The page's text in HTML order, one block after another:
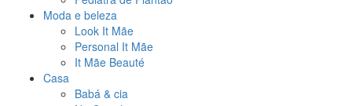
Moda e beleza
Look It Mãe
Personal It Mãe
It Mãe Beauté
Casa
Babá & cia